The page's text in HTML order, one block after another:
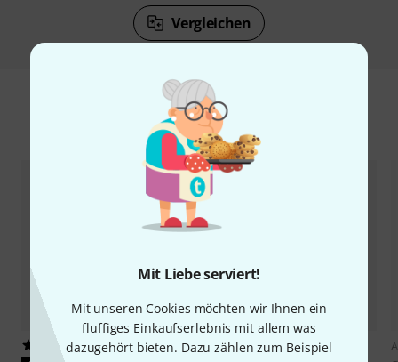
Mit Liebe serviert!
Mit unseren Cookies möchten wir Ihnen ein
fluffiges Einkaufserlebnis mit allem was
dazugehört bieten. Dazu zählen zum Beispiel
Vergleichen
Zubehör & passende Artikel
15 71